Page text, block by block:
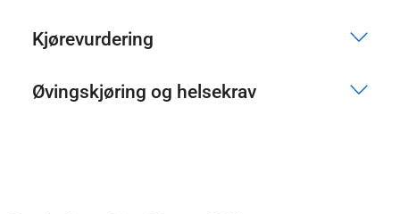
Kjørevurdering
Øvingskjøring og helsekrav